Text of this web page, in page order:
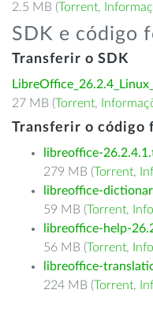
2.5 MB (Torrent,
SDK e código
Transferir o SDK
27 MB (Torrent,
Transferir o código
libreoffice-
279 MB (Torrent,
libreoffice-
59 MB (Torrent,
libreoffice-help-
56 MB (Torrent,
libreoffice-
224 MB (Torrent,